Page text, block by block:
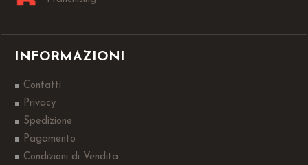
INFORMAZIONI
Contatti
Privacy
Spedizione
Pagamento
Condizioni di Vendita